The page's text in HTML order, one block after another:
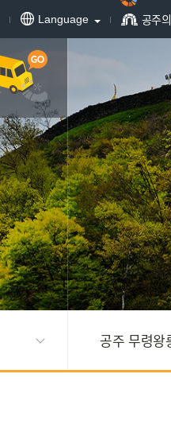
Language 공주
공주 무령왕